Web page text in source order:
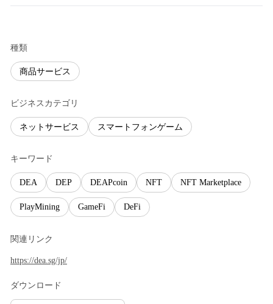
種類
商品サービス
ビジネスカテゴリ
ネットサービス スマートフォンゲーム
キーワード
DEA DEP DEAPcoin NFT NFT Marketplace
PlayMining GameFi DeFi
関連リンク
https://dea.sg/jp/
ダウンロード